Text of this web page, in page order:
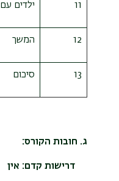
11 ילדים עם
12 המשך
13 סיכום
ג. חובות הקורס:
דרישות קדם: אין